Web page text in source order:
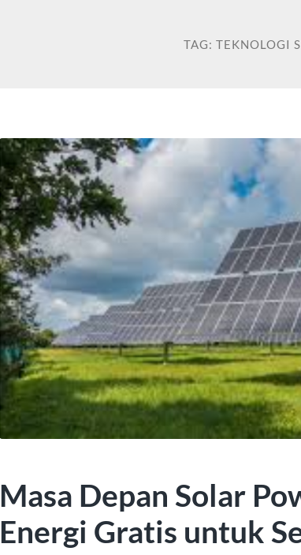
TAG: TEKNOLOGI
Masa Depan Solar
Energi Gratis untuk